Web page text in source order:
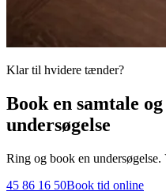
Klar til hvidere tænder?
Book en samtale
undersøgelse
Ring og book en
45 86 16 50Book tid online